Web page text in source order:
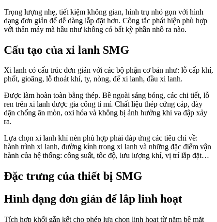
Trọng lượng nhẹ, tiết kiệm không gian, hình trụ nhỏ gọn với hình
dạng đơn giản để dễ dàng lắp đặt hơn. Công tắc phát hiện phù hợp
với thân máy mà hầu như không có bất kỳ phần nhô ra nào.
Cấu tạo của xi lanh SMG
Xi lanh có cấu trúc đơn giản với các bộ phận cơ bản như: lỗ cấp khí,
phốt, gioăng, lỗ thoát khí, ty, nòng, đế xi lanh, đầu xi lanh.
Được làm hoàn toàn bằng thép. Bề ngoài sáng bóng, các chi tiết, lỗ
ren trên xi lanh được gia công tỉ mỉ. Chất liệu thép cứng cáp, dày
dặn chống ăn mòn, oxi hóa và không bị ảnh hưởng khi va đập xảy
ra.
Lựa chọn xi lanh khí nén phù hợp phải đáp ứng các tiêu chí về:
hành trình xi lanh, đường kính trong xi lanh và những đặc điểm vận
hành của hệ thống: công suất, tốc độ, lưu lượng khí, vị trí lắp đặt…
Đặc trưng của thiết bị SMG
Hình dạng đơn giản để lắp linh hoạt
Tích hợp khối gắn kết cho phép lựa chọn linh hoạt từ năm bề mặt